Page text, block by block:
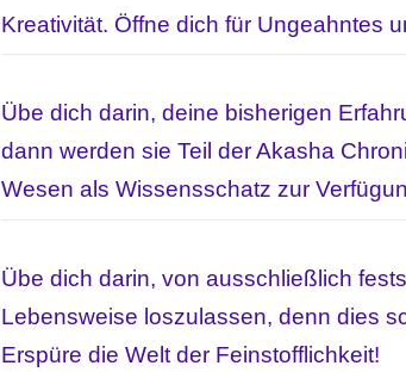
Kreativität. Öffne dich für Ungeahntes
Übe dich darin, deine bisherigen
dann werden sie Teil der Akasha
Wesen als Wissensschatz zur
Übe dich darin, von ausschließlich
Lebensweise loszulassen, denn dies
Erspüre die Welt der Feinstofflichkeit!